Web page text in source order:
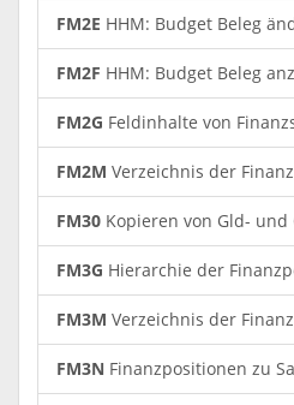
FM2E HHM: Budget Beleg
FM2F HHM: Budget Beleg
FM2G Feldinhalte von
FM2M Verzeichnis der
FM30 Kopieren von Gld- und
FM3G Hierarchie der
FM3M Verzeichnis der
FM3N Finanzpositionen zu